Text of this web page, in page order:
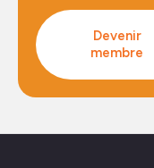
Devenir
membre